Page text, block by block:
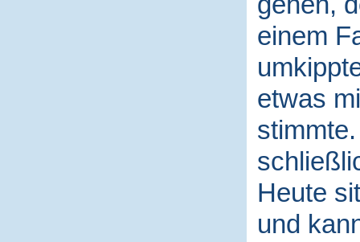
einem
etwas
Heute
und